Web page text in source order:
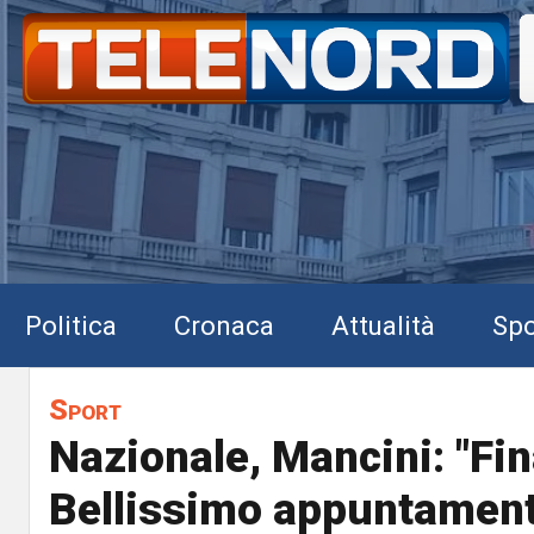
Politica Cronaca Attualità
Sport
Nazionale, Mancini:
Bellissimo